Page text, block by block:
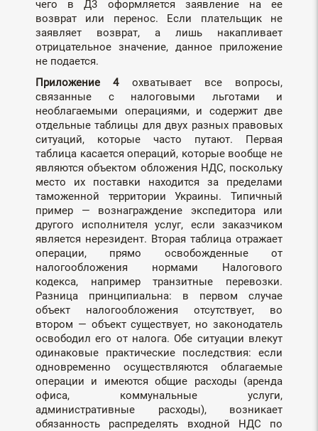
чего в Д3 оформляется заявление на ее
возврат или перенос. Если плательщик не
заявляет возврат, а лишь накапливает
отрицательное значение, данное приложение
не подается.
Приложение 4охватывает все вопросы,
связанные с налоговыми льготами и
необлагаемыми операциями, и содержит две
отдельные таблицы для двух разных правовых
ситуаций, которые часто путают. Первая
таблица касается операций, которые вообще не
являются объектом обложения НДС, поскольку
место их поставки находится за пределами
таможенной территории Украины. Типичный
пример — вознаграждение экспедитора или
другого исполнителя услуг, если заказчиком
является нерезидент. Вторая таблица отражает
операции, прямо освобожденные от
налогообложения нормами Налогового
кодекса, например транзитные перевозки.
Разница принципиальна: в первом случае
объект налогообложения отсутствует, во
втором — объект существует, но законодатель
освободил его от налога. Обе ситуации влекут
одинаковые практические последствия: если
одновременно осуществляются облагаемые
операции и имеются общие расходы (аренда
офиса, коммунальные услуги,
административные расходы), возникает
обязанность распределять входной НДС по